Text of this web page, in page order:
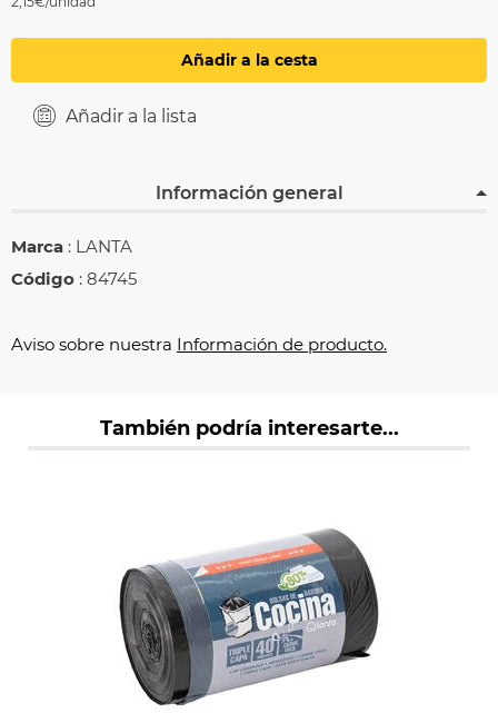
Añadir a la cesta
Añadir a la lista
Información general
Marca : LANTA
Código : 84745
Aviso sobre nuestra Información de producto.
También podría interesarte...